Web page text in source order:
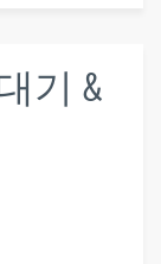
기 &